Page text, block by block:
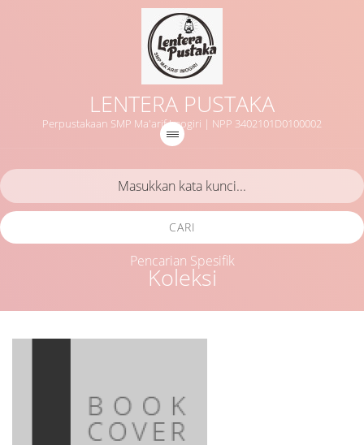
LENTERA PUSTAKA
Perpustakaan SMP Ma'arif Imogiri | NPP 3402101D0100002
Koleksi
CARI
Pencarian Spesifik